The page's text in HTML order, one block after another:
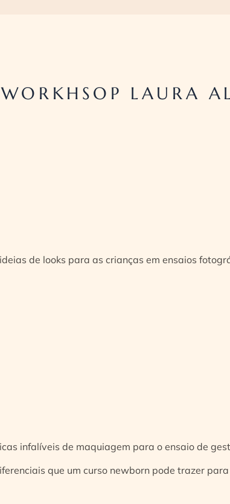
LAURA
de looks para as crianças em ensaios
infalíveis de maquiagem para o ensaio de
que um curso newborn pode trazer